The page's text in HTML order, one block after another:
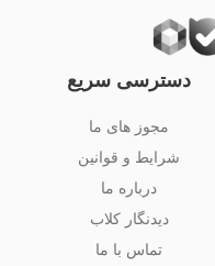
دسترسی سریع
مجوز های ما
شرایط و قوانین
درباره ما
دیدنگار کلاب
تماس با ما